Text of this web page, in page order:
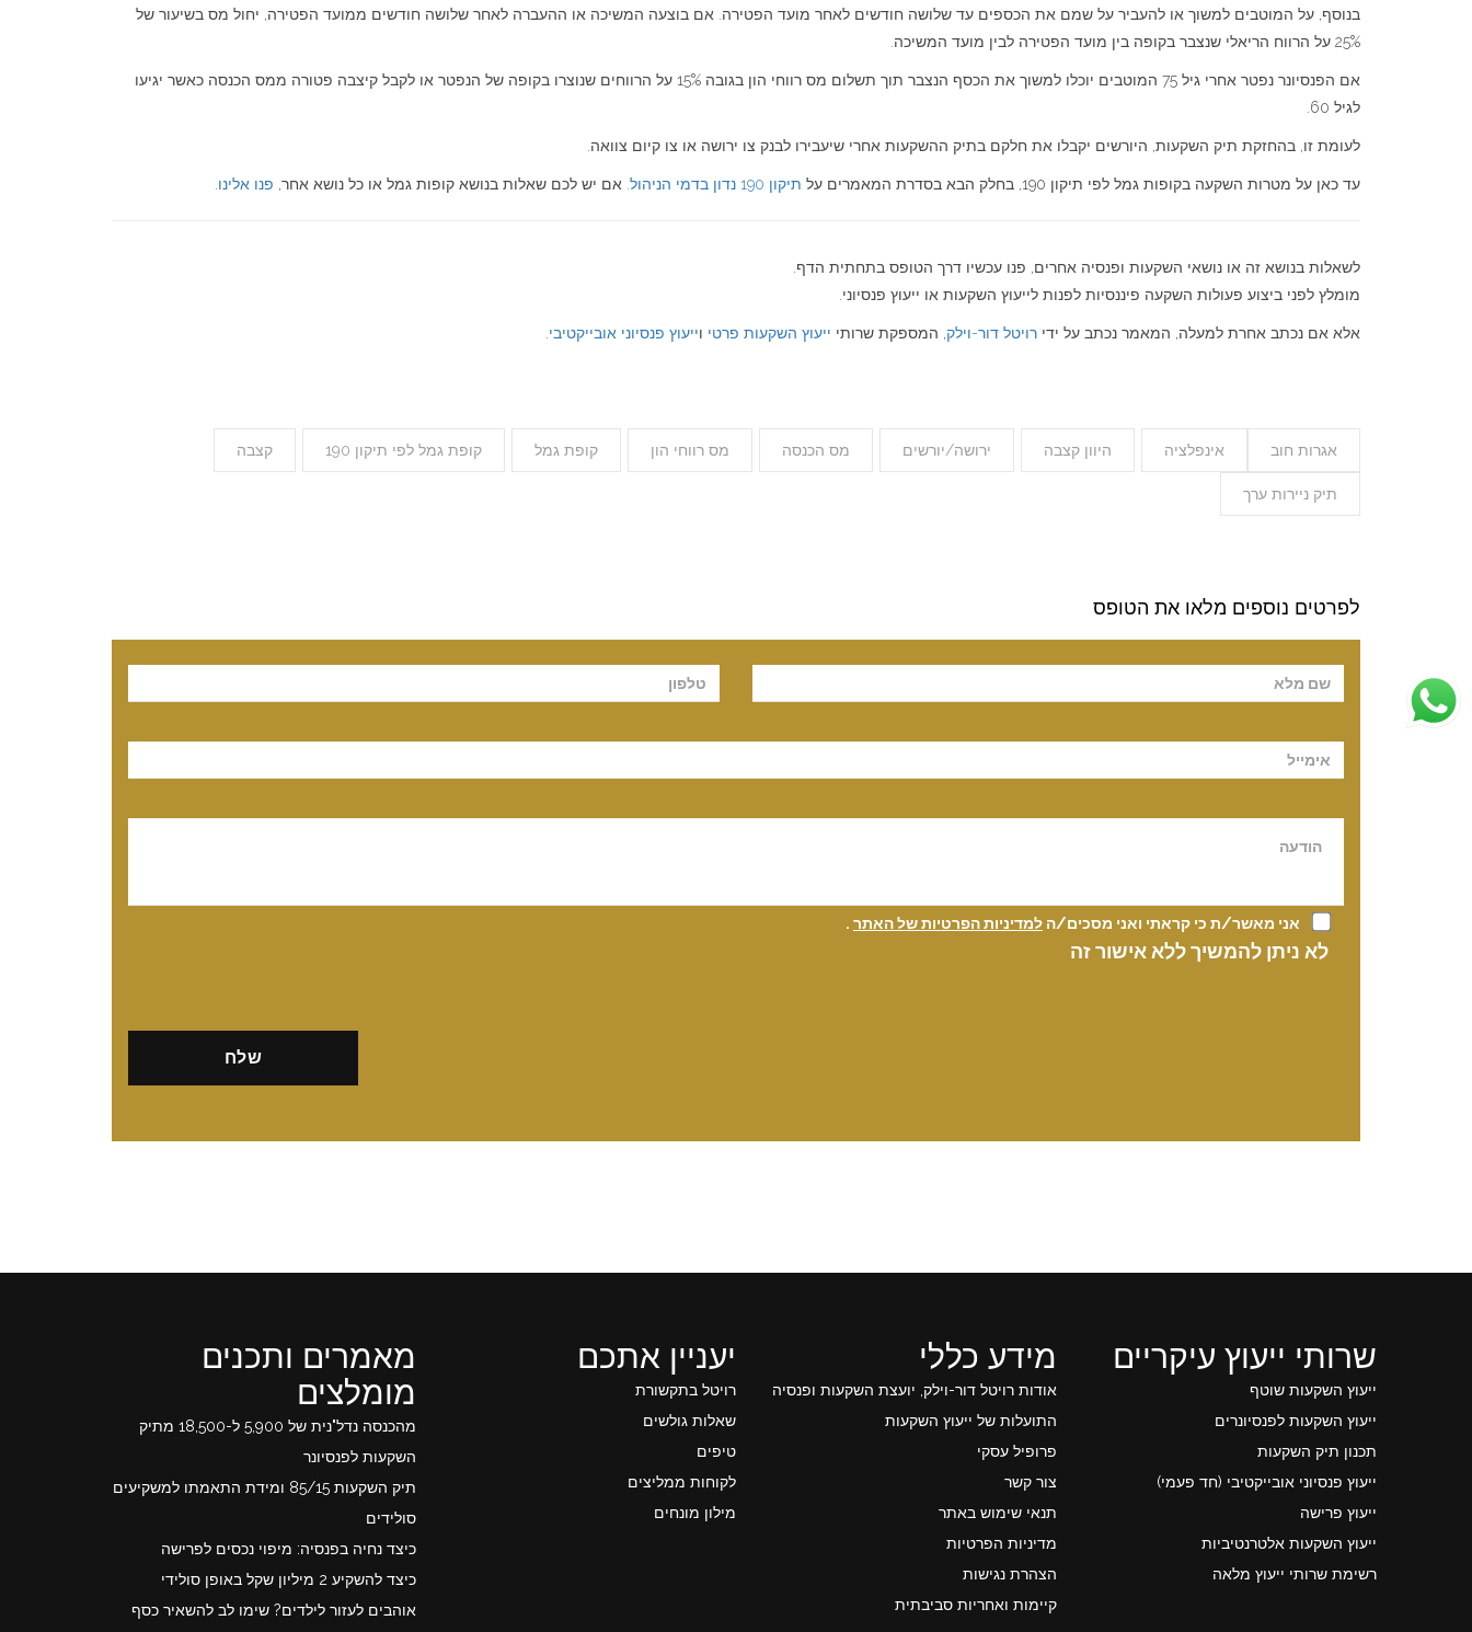
בנוסף, על המוטבים למשוך או להעביר על שמם את הכספים עד שלושה חודשים לאחר מועד הפטירה. אם בוצעה המשיכה או ההעברה לאחר שלושה חודשים ממועד הפטירה, יחול מס בשיעור של
25% על הרווח הריאלי שנצבר בקופה בין מועד הפטירה לבין מועד המשיכה.
אם הפנסיונר נפטר אחרי גיל 75 המוטבים יוכלו למשוך את הכסף הנצבר תוך תשלום מס רווחי הון בגובה 15% על הרווחים שנוצרו בקופה של הנפטר או לקבל קיצבה פטורה ממס הכנסה כאשר יגיעו
לגיל 60.
לעומת זו, בהחזקת תיק השקעות, היורשים יקבלו את חלקם בתיק ההשקעות אחרי שיעבירו לבנק צו ירושה או צו קיום צוואה.
עד כאן על מטרות השקעה בקופות גמל לפי תיקון 190, בחלק הבא בסדרת המאמרים על תיקון 190 נדון בדמי הניהול . אם יש לכם שאלות בנושא קופות גמל או כל נושא אחר, פנו אלינו
לשאלות בנושא זה או נושאי השקעות ופנסיה אחרים, פנו עכשיו דרך הטופס בתחתית הדף.
מומלץ לפני ביצוע פעולות השקעה פיננסיות לפנות לייעוץ השקעות או ייעוץ פנסיוני.
אלא אם נכתב אחרת למעלה, המאמר נכתב על ידי רויטל דור-וילק , המספקת שרותי ייעוץ השקעות פרטי וייעוץ פנסיוני אובייקטיבי
אגרות חוב אינפלציה היוון קצבה ירושה/יורשים מס הכנסה מס רווחי הון קופת גמל קופת גמל לפי תיקון 190 קצבה
תיק ניירות ערך
לפרטים נוספים מלאו את הטופס
אני מאשר/ת כי קראתי ואני מסכים/ה למדיניות הפרטיות של האתר .
לא ניתן להמשיך ללא אישור זה
שרותי ייעוץ עיקריים
ייעוץ השקעות שוטף
ייעוץ השקעות לפנסיונרים
תכנון תיק השקעות
ייעוץ פנסיוני אובייקטיבי (חד פעמי)
ייעוץ פרישה
ייעוץ השקעות אלטרנטיביות
רשימת שרותי ייעוץ מלאה
מידע כללי
אודות רויטל דור-וילק, יועצת השקעות ופנסיה
התועלות של ייעוץ השקעות
פרופיל עסקי
צור קשר
תנאי שימוש באתר
מדיניות הפרטיות
הצהרת נגישות
קיימות ואחריות סביבתית
יעניין אתכם
רויטל בתקשורת
שאלות גולשים
טיפים
לקוחות ממליצים
מילון מונחים
מאמרים ותכנים
מומלצים
מהכנסה נדל"נית של 5,900 ל-18,500 מתיק
השקעות לפנסיונר
תיק השקעות 85/15 ומידת התאמתו למשקיעים
סולידים
כיצד נחיה בפנסיה: מיפוי נכסים לפרישה
כיצד להשקיע 2 מיליון שקל באופן סולידי
אוהבים לעזור לילדים? שימו לב להשאיר כסף